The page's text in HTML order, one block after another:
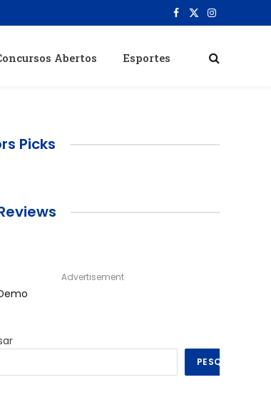
Facebook
X
Instagram
Abertos Esportes
Picks
Advertisement
PESQUISAR